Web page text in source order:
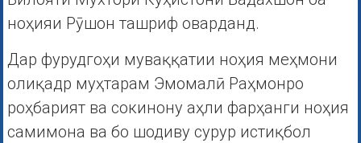
ноҳияи Рӯшон ташриф оварданд.
Дар фурудгоҳи муваққатии ноҳия меҳмони
олиқадр муҳтарам Эмомалӣ Раҳмонро
роҳбарият ва сокинону аҳли фарҳанги ноҳия
самимона ва бо шодиву сурур истиқбол